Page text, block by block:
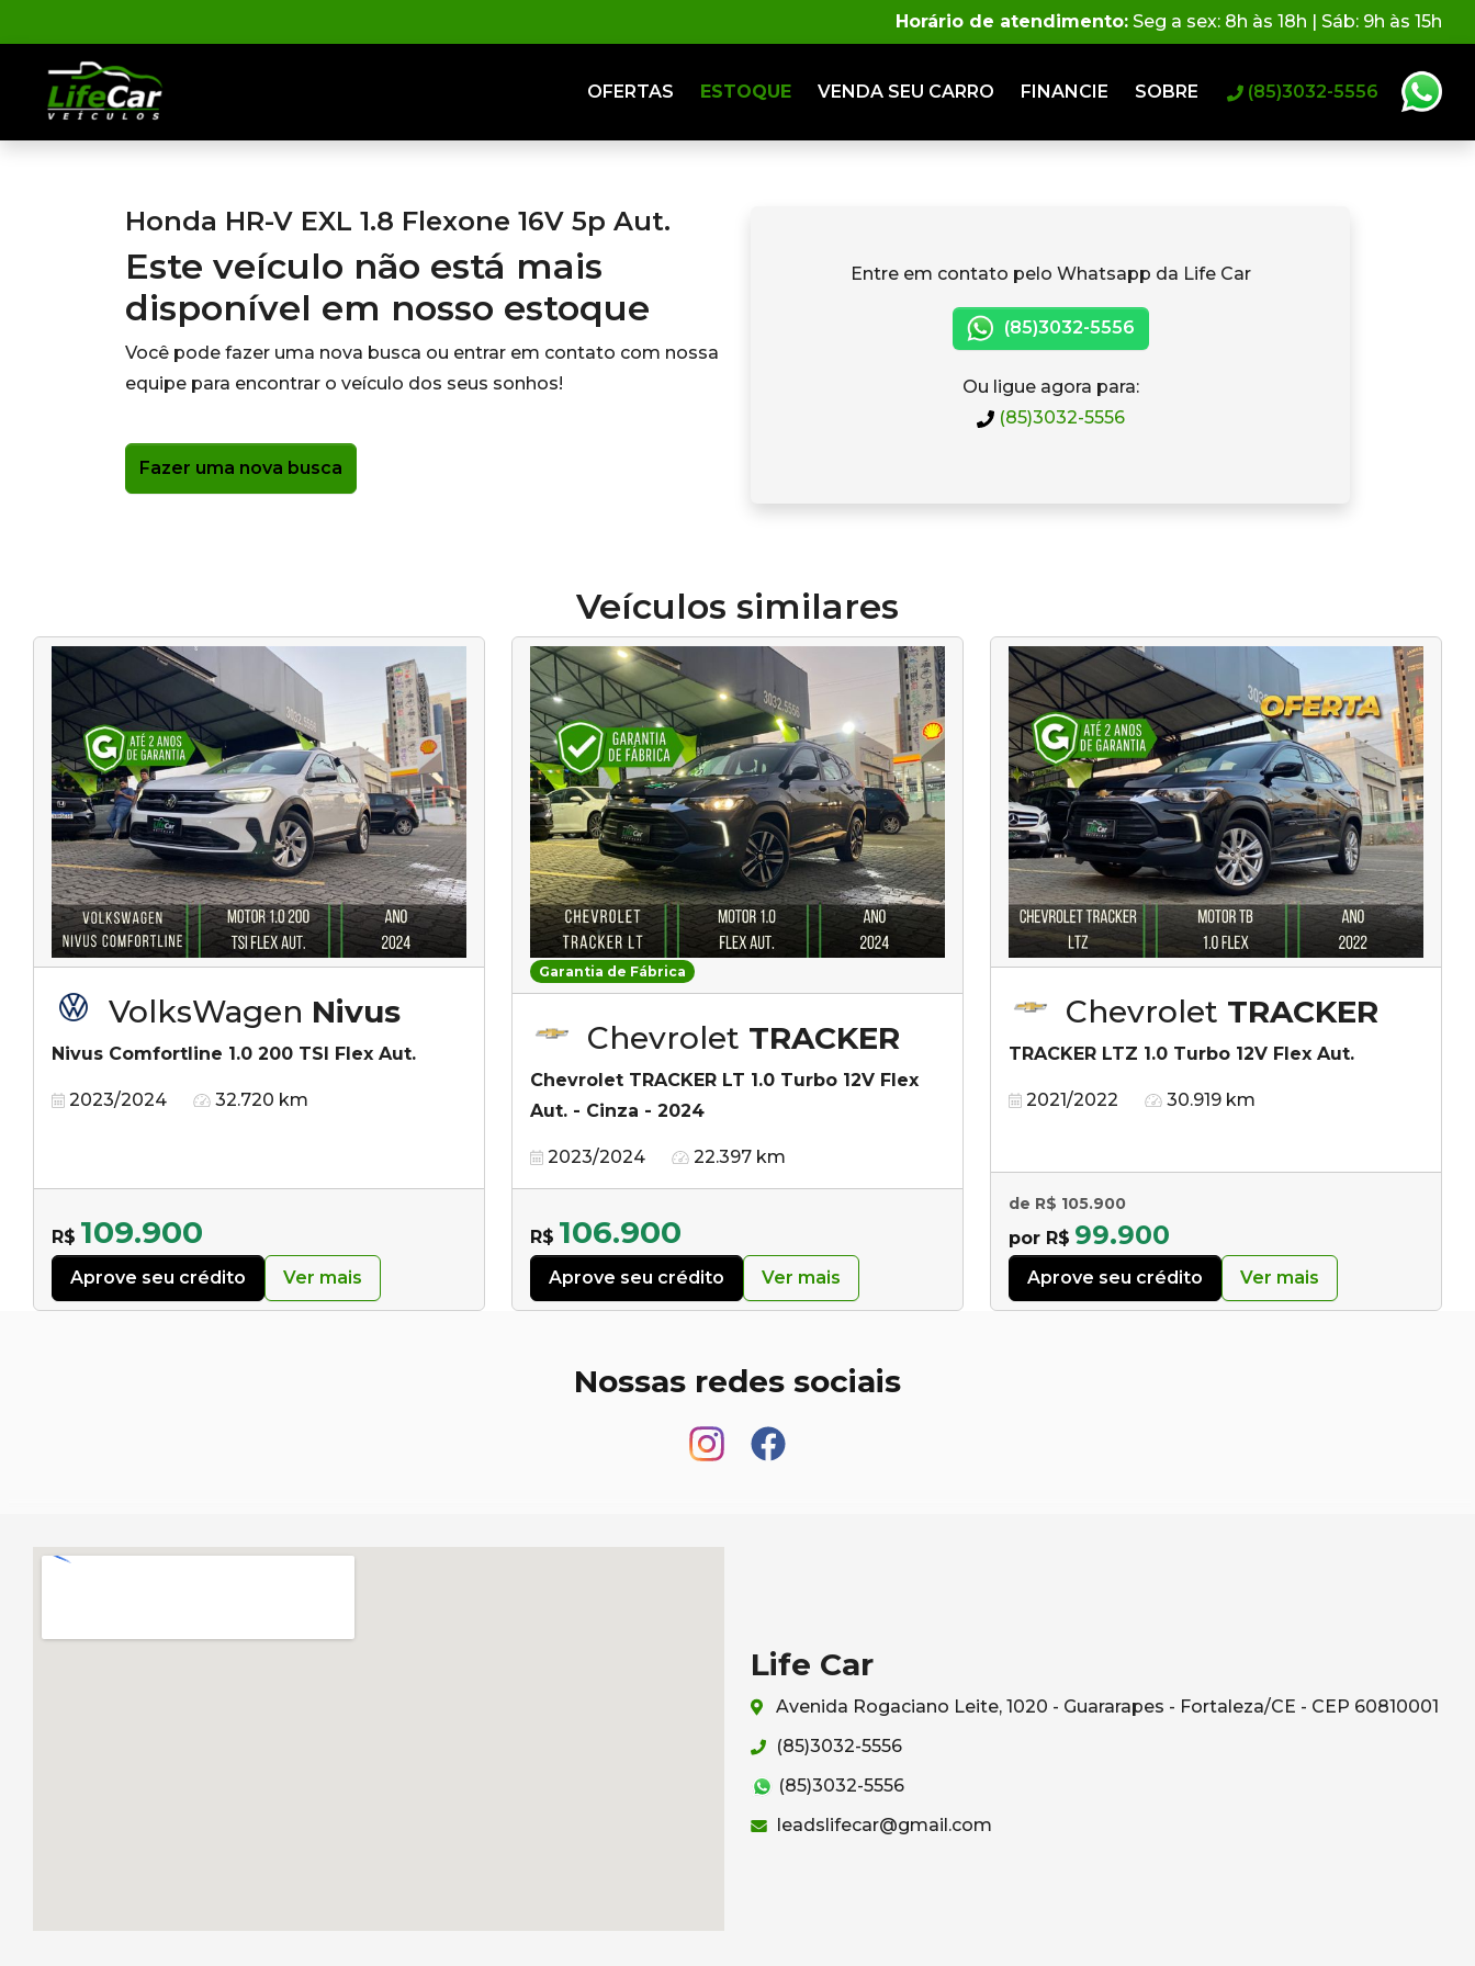
Horário de atendimento: Seg a sex: 8h às 18h | Sáb: 9h às 15h
OFERTAS ESTOQUE VENDA SEU CARRO FINANCIE SOBRE (85)3032-5556
Honda HR-V EXL 1.8 Flexone 16V 5p Aut.
Este veículo não está mais
disponível em nosso estoque
Você pode fazer uma nova busca ou entrar em contato com nossa
equipe para encontrar o veículo dos seus sonhos!
Fazer uma nova busca
Entre em contato pelo Whatsapp da Life Car
(85)3032-5556
Ou ligue agora para:
(85)3032-5556
Veículos similares
VolksWagen Nivus
Nivus Comfortline 1.0 200 TSI Flex Aut.
2023/2024 32.720 km
R$ 109.900
Aprove seu crédito Ver mais
Garantia de Fábrica
Chevrolet TRACKER
Chevrolet TRACKER LT 1.0 Turbo 12V Flex
Aut. - Cinza - 2024
2023/2024 22.397 km
R$ 106.900
Aprove seu crédito Ver mais
Chevrolet TRACKER
TRACKER LTZ 1.0 Turbo 12V Flex Aut.
2021/2022 30.919 km
de R$ 105.900
por R$ 99.900
Aprove seu crédito Ver mais
Nossas redes sociais
Life Car
Avenida Rogaciano Leite, 1020 - Guararapes - Fortaleza/CE - CEP 60810001
(85)3032-5556
(85)3032-5556
leadslifecar@gmail.com